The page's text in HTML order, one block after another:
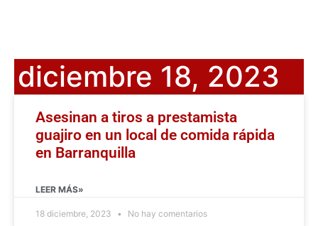
diciembre 18, 2023
Asesinan a tiros a prestamista
guajiro en un local de comida rápida
en Barranquilla
LEER MÁS»
18 diciembre, 2023 No hay comentarios